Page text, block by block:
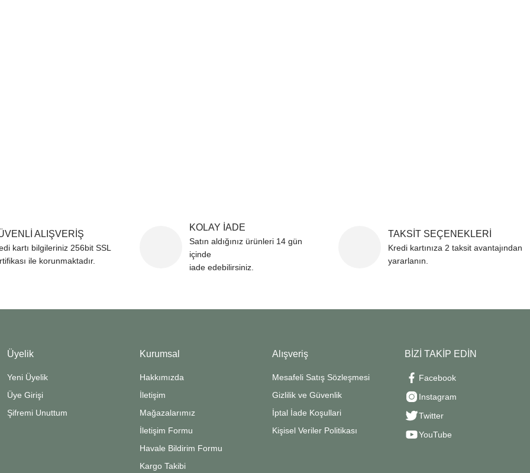
ALIŞVERİŞ
kartı bilgileriniz 256bit SSL
ile korunmaktadır.
KOLAY İADE
Satın aldığınız ürünleri 14 gün
içinde
iade edebilirsiniz.
TAKSİT SEÇENEKLERİ
Kredi kartınıza 2 taksit avantajından
yararlanın.
Üyelik
Yeni Üyelik
Üye Girişi
Şifremi Unuttum
Kurumsal
Hakkımızda
İletişim
Mağazalarımız
İletişim Formu
Havale Bildirim Formu
Kargo Takibi
Alışveriş
Mesafeli Satış Sözleşmesi
Gizlilik ve Güvenlik
İptal İade Koşullari
Kişisel Veriler Politikası
BİZİ TAKİP EDİN
Facebook
Instagram
Twitter
YouTube